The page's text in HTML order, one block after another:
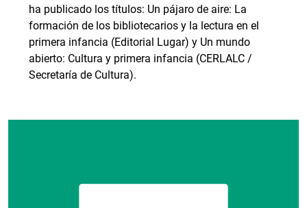
ha publicado los títulos: Un pájaro de aire: La
formación de los bibliotecarios y la lectura en el
primera infancia (Editorial Lugar) y Un mundo
abierto: Cultura y primera infancia (CERLALC /
Secretaría de Cultura).